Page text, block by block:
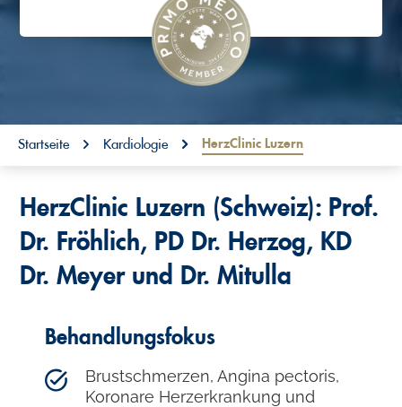
You are here:
Startseite Kardiologie HerzClinic Luzern
HerzClinic Luzern (Schweiz): Prof.
Dr. Fröhlich, PD Dr. Herzog, KD
Dr. Meyer und Dr. Mitulla
Behandlungsfokus
Brustschmerzen, Angina pectoris,
Koronare Herzerkrankung und